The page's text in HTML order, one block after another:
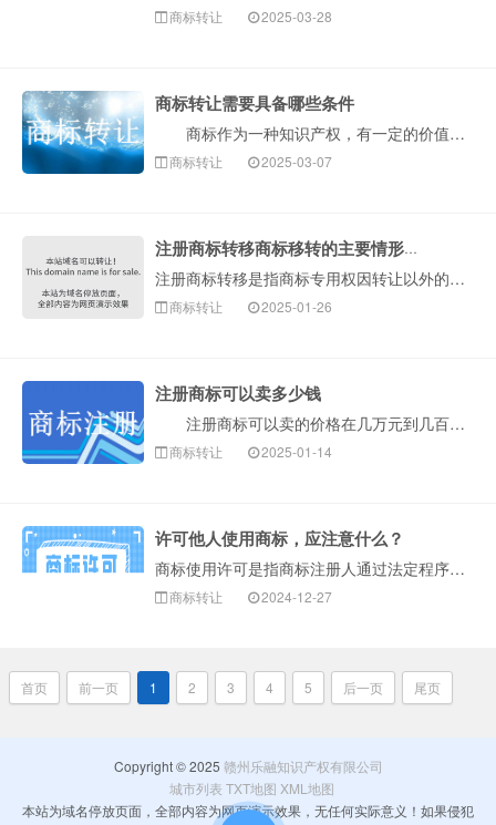
商标转让 2025-03-28
商标转让需要具备哪些条件
商标作为一种知识产权，有一定的价值和意义，很多人会通过转让商标而盈利。然而商标作为一种特殊的标的物，商标转让需要符合法律的规定，那么商标转让需要具···
商标转让 2025-03-07
注册商标转移商标移转的主要情形和流程
注册商标转移是指商标专用权因转让以外的其他事由发生转移的情形。主要是因商标权主体消灭由其继受人继受商标权。商标权的转移不同于商标权的转让，它不是双方···
商标转让 2025-01-26
注册商标可以卖多少钱
注册商标可以卖的价格在几万元到几百万元之间。注册商标的售价受多种因素影响，包括商标的行业属性、注册时间以及使用情况等。热门行业的商标、历史悠久且广···
商标转让 2025-01-14
许可他人使用商标，应注意什么？
商标使用许可是指商标注册人通过法定程序允许他人使用其注册商标的行为。一般商标许可类型有普通许可、排他许可、独占许可三种类型。 通过商标许可，许可人可以···
商标转让 2024-12-27
首页 前一页 1 2 3 4 5 后一页 尾页
Copyright © 2025 赣州乐融知识产权有限公司
城市列表 TXT地图 XML地图
本站为域名停放页面，全部内容为网页演示效果，无任何实际意义！如果侵犯